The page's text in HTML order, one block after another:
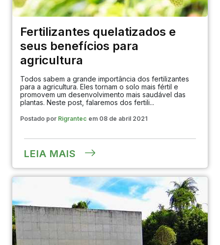
Fertilizantes quelatizados e
seus benefícios para
agricultura
Todos sabem a grande importância dos fertilizantes
para a agricultura. Eles tornam o solo mais fértil e
promovem um desenvolvimento mais saudável das
plantas. Neste post, falaremos dos fertili...
Postado por Rigrantec em 08 de abril 2021
LEIA MAIS